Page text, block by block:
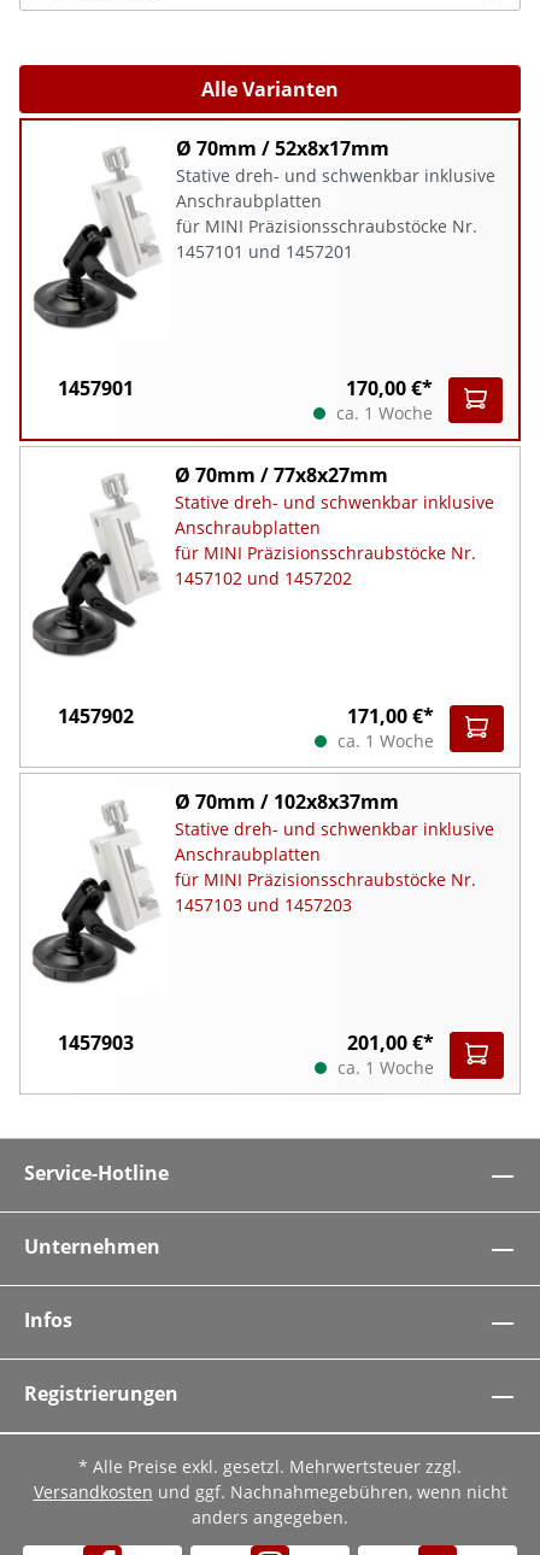
Alle Varianten
Ø 70mm / 52x8x17mm
Stative dreh- und schwenkbar inklusive
Anschraubplatten
für MINI Präzisionsschraubstöcke Nr.
1457101 und 1457201
1457901 170,00 €*
ca. 1 Woche
Ø 70mm / 77x8x27mm
Stative dreh- und schwenkbar inklusive
Anschraubplatten
für MINI Präzisionsschraubstöcke Nr.
1457102 und 1457202
1457902 171,00 €*
ca. 1 Woche
Ø 70mm / 102x8x37mm
Stative dreh- und schwenkbar inklusive
Anschraubplatten
für MINI Präzisionsschraubstöcke Nr.
1457103 und 1457203
1457903 201,00 €*
ca. 1 Woche
Service-Hotline
Unternehmen
Infos
Registrierungen
* Alle Preise exkl. gesetzl. Mehrwertsteuer zzgl.
Versandkosten und ggf. Nachnahmegebühren, wenn nicht
anders angegeben.